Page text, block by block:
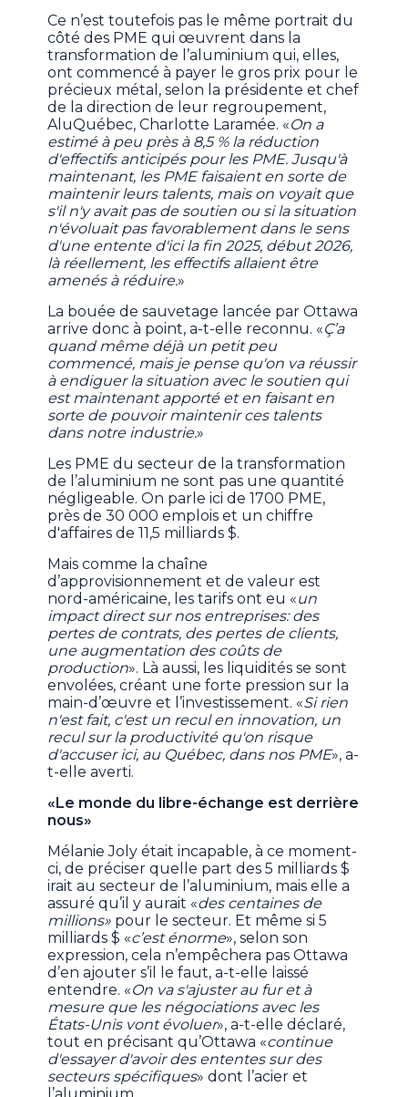
Ce n’est toutefois pas le même portrait du
côté des PME qui œuvrent dans la
transformation de l’aluminium qui, elles,
ont commencé à payer le gros prix pour le
précieux métal, selon la présidente et chef
de la direction de leur regroupement,
AluQuébec, Charlotte Laramée. «On a
estimé à peu près à 8,5 % la réduction
d'effectifs anticipés pour les PME. Jusqu'à
maintenant, les PME faisaient en sorte de
maintenir leurs talents, mais on voyait que
s'il n'y avait pas de soutien ou si la situation
n'évoluait pas favorablement dans le sens
d'une entente d'ici la fin 2025, début 2026,
là réellement, les effectifs allaient être
amenés à réduire.»
La bouée de sauvetage lancée par Ottawa
arrive donc à point, a-t-elle reconnu. «Ç’a
quand même déjà un petit peu
commencé, mais je pense qu'on va réussir
à endiguer la situation avec le soutien qui
est maintenant apporté et en faisant en
sorte de pouvoir maintenir ces talents
dans notre industrie.»
Les PME du secteur de la transformation
de l’aluminium ne sont pas une quantité
négligeable. On parle ici de 1700 PME,
près de 30 000 emplois et un chiffre
d'affaires de 11,5 milliards $.
Mais comme la chaîne
d’approvisionnement et de valeur est
nord-américaine, les tarifs ont eu «un
impact direct sur nos entreprises: des
pertes de contrats, des pertes de clients,
une augmentation des coûts de
production». Là aussi, les liquidités se sont
envolées, créant une forte pression sur la
main-d’œuvre et l’investissement. «Si rien
n'est fait, c'est un recul en innovation, un
recul sur la productivité qu'on risque
d'accuser ici, au Québec, dans nos PME», a-
t-elle averti.
«Le monde du libre-échange est derrière
nous»
Mélanie Joly était incapable, à ce moment-
ci, de préciser quelle part des 5 milliards $
irait au secteur de l’aluminium, mais elle a
assuré qu’il y aurait «des centaines de
millions» pour le secteur. Et même si 5
milliards $ «c’est énorme», selon son
expression, cela n’empêchera pas Ottawa
d’en ajouter s’il le faut, a-t-elle laissé
entendre. «On va s'ajuster au fur et à
mesure que les négociations avec les
États-Unis vont évoluer», a-t-elle déclaré,
tout en précisant qu’Ottawa «continue
d'essayer d'avoir des ententes sur des
secteurs spécifiques» dont l’acier et